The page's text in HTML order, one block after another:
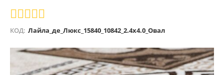
КОД: Лайла_де_Люкс_15840_10842_2.4x4.0_Овал